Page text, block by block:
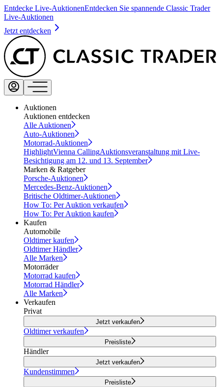
Entdecke Live-AuktionenEntdecken Sie spannende Classic Trader
Live-Auktionen
Jetzt entdecken
Auktionen
Auktionen entdecken
Alle Auktionen
Auto-Auktionen
Motorrad-Auktionen
HighlightVienna CallingAuktionsveranstaltung mit Live-
Besichtigung am 12. und 13. September
Marken & Ratgeber
Porsche-Auktionen
Mercedes-Benz-Auktionen
Britische Oldtimer-Auktionen
How To: Per Auktion verkaufen
How To: Per Auktion kaufen
Kaufen
Automobile
Oldtimer kaufen
Oldtimer Händler
Alle Marken
Motorräder
Motorrad kaufen
Motorrad Händler
Alle Marken
Verkaufen
Privat
Jetzt verkaufen
Oldtimer verkaufen
Preisliste
Händler
Jetzt verkaufen
Kundenstimmen
Preisliste